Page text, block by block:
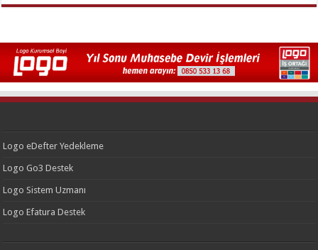
Logo eDefter Yedekleme
Logo Go3 Destek
Logo Sistem Uzmanı
Logo Efatura Destek